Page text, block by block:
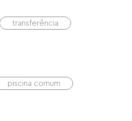
transferência
piscina comum